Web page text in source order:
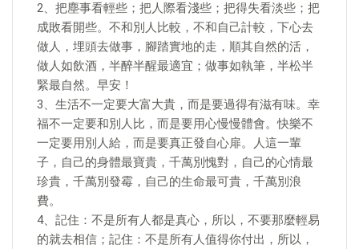
2、把塵事看輕些；把人際看淺些；把得失看淡些；把
成敗看開些。不和別人比較，不和自己計較，下心去
做人，埋頭去做事，腳踏實地的走，順其自然的活，
做人如飲酒，半醉半醒最適宜；做事如執筆，半松半
緊最自然。早安！
3、生活不一定要大富大貴，而是要過得有滋有味。幸
福不一定要和別人比，而是要用心慢慢體會。快樂不
一定要用別人給，而是要真正發自心扉。人這一輩
子，自己的身體最寶貴，千萬別愧對，自己的心情最
珍貴，千萬別發霉，自己的生命最可貴，千萬別浪
費。
4、記住：不是所有人都是真心，所以，不要那麼輕易
的就去相信；記住：不是所有人值得你付出，所以，